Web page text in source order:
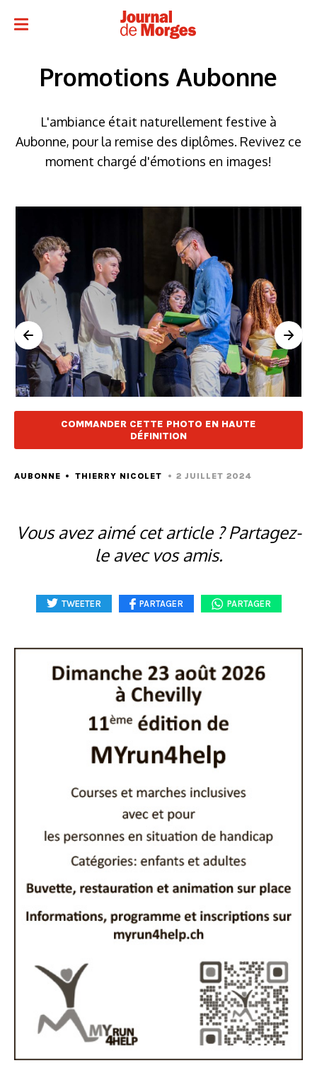
Promotions Aubonne
L'ambiance était naturellement festive à
Aubonne, pour la remise des diplômes. Revivez ce
moment chargé d'émotions en images!
COMMANDER CETTE PHOTO EN HAUTE
DÉFINITION
AUBONNE THIERRY NICOLET 2 JUILLET 2024
Vous avez aimé cet article ? Partagez-
le avec vos amis.
TWEETER PARTAGER PARTAGER